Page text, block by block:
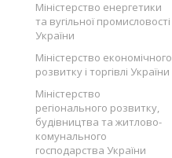
Міністерство енергетики
та вугільної промисловості
України
Міністерство економічного
розвитку і торгівлі України
Міністерство
регіонального розвитку,
будівництва та житлово-
комунального
господарства України